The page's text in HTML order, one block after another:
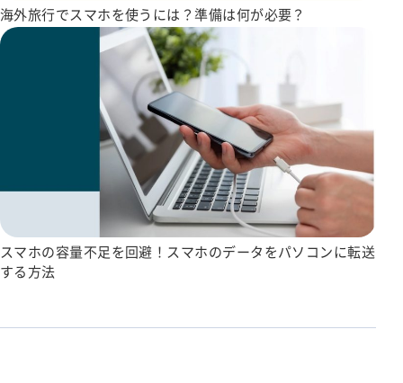
海外旅行でスマホを使うには？準備は何が必要？
スマホの容量不足を回避！スマホのデータをパソコンに転送
する方法